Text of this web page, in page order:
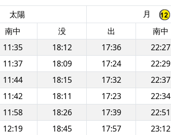
太陽
月
南中 没 出 南中
11:35 18:12 17:36 22:27
11:37 18:09 17:24 22:29
11:44 18:15 17:32 22:37
11:42 18:11 17:23 22:34
11:58 18:26 17:39 22:51
12:19 18:45 17:57 23:12